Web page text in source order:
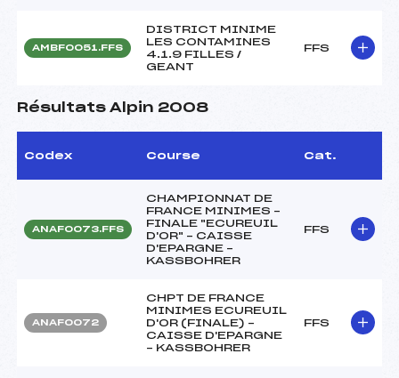
AMBF0051.FFS
DISTRICT MINIME
LES CONTAMINES
4.1.9 FILLES /
GEANT
FFS
Résultats Alpin 2008
Codex Course Cat.
ANAF0073.FFS
CHAMPIONNAT DE
FRANCE MINIMES –
FINALE "ECUREUIL
D'OR" – CAISSE
D'EPARGNE –
KASSBOHRER
FFS
ANAF0072
CHPT DE FRANCE
MINIMES ECUREUIL
D'OR (FINALE) –
CAISSE D'EPARGNE
– KASSBOHRER
FFS